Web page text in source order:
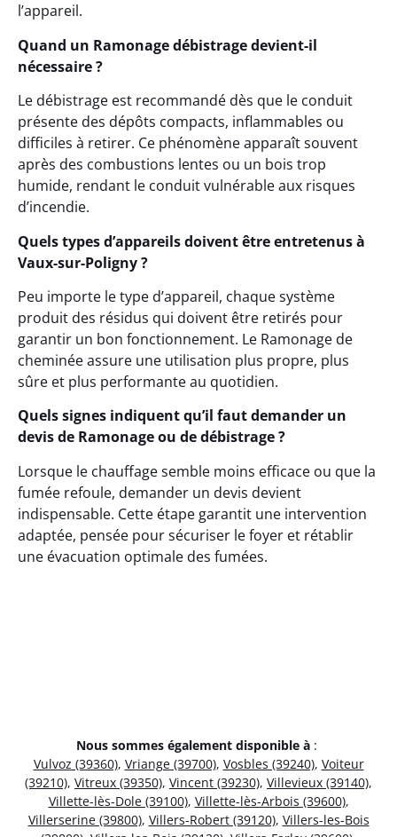
l’appareil.
Quand un Ramonage débistrage devient-il
nécessaire ?
Le débistrage est recommandé dès que le conduit
présente des dépôts compacts, inflammables ou
difficiles à retirer. Ce phénomène apparaît souvent
après des combustions lentes ou un bois trop
humide, rendant le conduit vulnérable aux risques
d’incendie.
Quels types d’appareils doivent être entretenus à
Vaux-sur-Poligny ?
Peu importe le type d’appareil, chaque système
produit des résidus qui doivent être retirés pour
garantir un bon fonctionnement. Le Ramonage de
cheminée assure une utilisation plus propre, plus
sûre et plus performante au quotidien.
Quels signes indiquent qu’il faut demander un
devis de Ramonage ou de débistrage ?
Lorsque le chauffage semble moins efficace ou que la
fumée refoule, demander un devis devient
indispensable. Cette étape garantit une intervention
adaptée, pensée pour sécuriser le foyer et rétablir
une évacuation optimale des fumées.
Nous sommes également disponible à :
Vulvoz (39360), Vriange (39700), Vosbles (39240), Voiteur
(39210), Vitreux (39350), Vincent (39230), Villevieux (39140),
Villette-lès-Dole (39100), Villette-lès-Arbois (39600),
Villerserine (39800), Villers-Robert (39120), Villers-les-Bois